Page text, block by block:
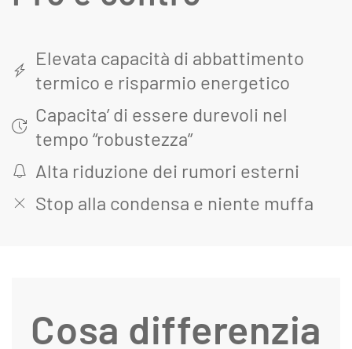
Elevata capacità di abbattimento
termico e risparmio energetico
Capacita’ di essere durevoli nel
tempo “robustezza”
Alta riduzione dei rumori esterni
Stop alla condensa e niente muffa
Cosa differenzia